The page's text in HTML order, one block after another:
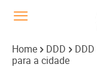
Home DDD
para a cidade